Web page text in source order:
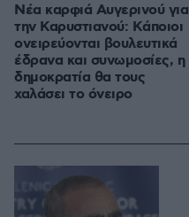
Νέα καρφιά Αυγερινού για
την Καρυστιανού: Kάποιοι
ονειρεύονται βουλευτικά
έδρανα και συνωμοσίες, η
δημοκρατία θα τους
χαλάσει το όνειρο